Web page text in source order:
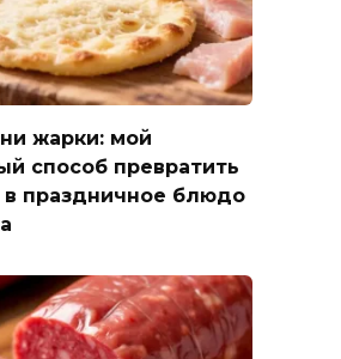
жарки: мой
способ превратить
в праздничное блюдо